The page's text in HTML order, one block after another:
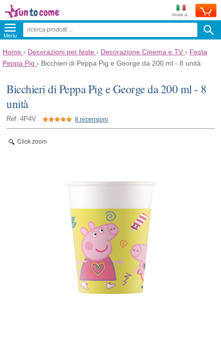
Invia a:
Menu
Home › Decorazioni per feste › Decorazione Cinema e TV › Festa
Peppa Pig › Bicchieri di Peppa Pig e George da 200 ml - 8 unità
Bicchieri di Peppa Pig e George da 200 ml - 8
unità
Ref: 4P4V 8 recensioni
Click zoom